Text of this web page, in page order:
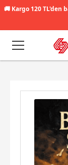
🚚 Kargo 120 TL'den